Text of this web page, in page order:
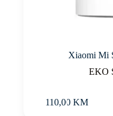
Xiaomi Mi
EKO
110,00KM